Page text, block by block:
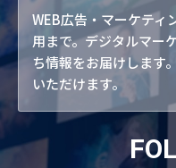
WEB広告・マーケティ
用まで。デジタルマー
ち情報をお届けします
いただけます。